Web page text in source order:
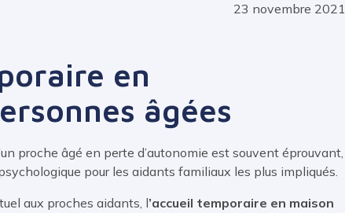
23 novembre 2021
en
âgées
proche âgé en perte d’autonomie est souvent éprouvant,
pour les aidants familiaux les plus impliqués.
aux proches aidants, l’accueil temporaire en maison